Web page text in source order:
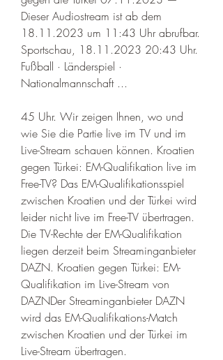
Dieser Audiostream ist ab dem
18.11.2023 um 11:43 Uhr abrufbar.
Sportschau, 18.11.2023 20:43 Uhr.
Fußball · Länderspiel ·
Nationalmannschaft ...
45 Uhr. Wir zeigen Ihnen, wo und
wie Sie die Partie live im TV und im
Live-Stream schauen können. Kroatien
gegen Türkei: EM-Qualifikation live im
Free-TV? Das EM-Qualifikationsspiel
zwischen Kroatien und der Türkei wird
leider nicht live im Free-TV übertragen.
Die TV-Rechte der EM-Qualifikation
liegen derzeit beim Streaminganbieter
DAZN. Kroatien gegen Türkei: EM-
Qualifikation im Live-Stream von
DAZNDer Streaminganbieter DAZN
wird das EM-Qualifikations-Match
zwischen Kroatien und der Türkei im
Live-Stream übertragen.